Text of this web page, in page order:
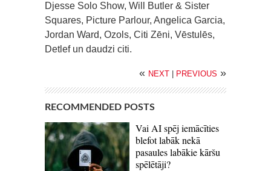
Djesse Solo Show, Will Butler & Sister
Squares, Picture Parlour, Angelica Garcia,
Jordan Ward, Ozols, Citi Zēni, Vēstulēs,
Detlef un daudzi citi.
« NEXT PREVIOUS »
RECOMMENDED POSTS
Vai AI spēj iemācīties
blefot labāk nekā
pasaules labākie kāršu
spēlētāji?